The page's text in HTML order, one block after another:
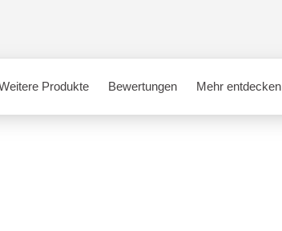
Produkte Bewertungen Mehr entdecken